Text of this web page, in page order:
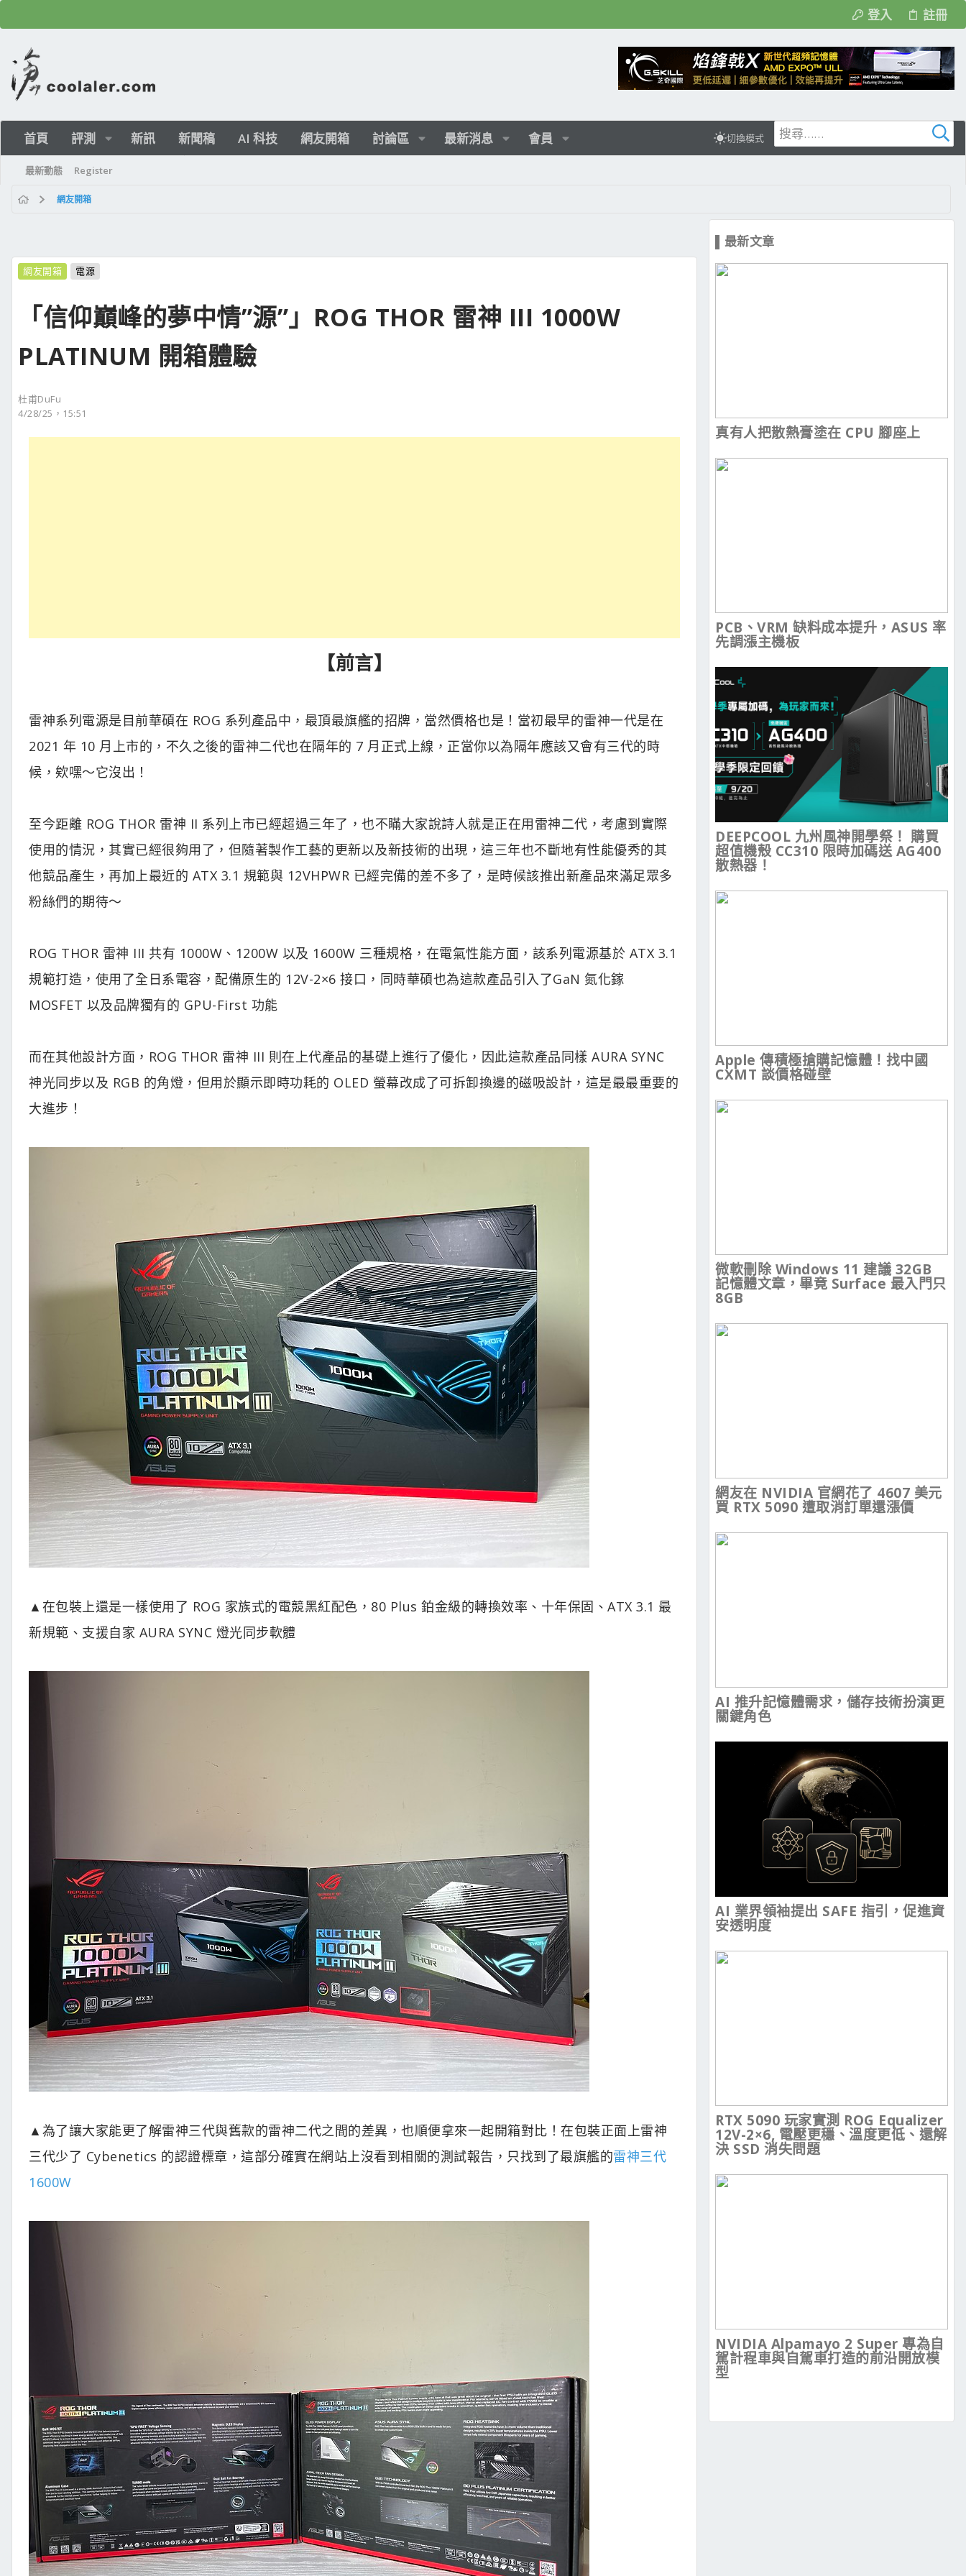
登入 註冊
首頁 評測 新訊 新聞稿 AI 科技 網友開箱 討論區 最新消息 會員 切換模式
最新動態 Register
網友開箱
網友開箱 電源
「信仰巔峰的夢中情”源”」ROG THOR 雷神 III 1000W
PLATINUM 開箱體驗
杜甫DuFu
4/28/25，15:51
【前言】
雷神系列電源是目前華碩在 ROG 系列產品中，最頂最旗艦的招牌，當然價格也是！當初最早的雷神一代是在
2021 年 10 月上市的，不久之後的雷神二代也在隔年的 7 月正式上線，正當你以為隔年應該又會有三代的時
候，欸嘿～它沒出！
至今距離 ROG THOR 雷神 II 系列上市已經超過三年了，也不瞞大家說詩人就是正在用雷神二代，考慮到實際
使用的情況，其實已經很夠用了，但隨著製作工藝的更新以及新技術的出現，這三年也不斷地有性能優秀的其
他競品產生，再加上最近的 ATX 3.1 規範與 12VHPWR 已經完備的差不多了，是時候該推出新產品來滿足眾多
粉絲們的期待～
ROG THOR 雷神 III 共有 1000W、1200W 以及 1600W 三種規格，在電氣性能方面，該系列電源基於 ATX 3.1
規範打造，使用了全日系電容，配備原生的 12V-2×6 接口，同時華碩也為這款產品引入了GaN 氮化鎵
MOSFET 以及品牌獨有的 GPU-First 功能
而在其他設計方面，ROG THOR 雷神 III 則在上代產品的基礎上進行了優化，因此這款產品同樣 AURA SYNC
神光同步以及 RGB 的角燈，但用於顯示即時功耗的 OLED 螢幕改成了可拆卸換邊的磁吸設計，這是最最重要的
大進步！
▲在包裝上還是一樣使用了 ROG 家族式的電競黑紅配色，80 Plus 鉑金級的轉換效率、十年保固、ATX 3.1 最
新規範、支援自家 AURA SYNC 燈光同步軟體
▲為了讓大家能更了解雷神三代與舊款的雷神二代之間的差異，也順便拿來一起開箱對比！在包裝正面上雷神
三代少了 Cybenetics 的認證標章，這部分確實在網站上沒看到相關的測試報告，只找到了最旗艦的雷神三代
1600W
▌最新文章
真有人把散熱膏塗在 CPU 腳座上
PCB、VRM 缺料成本提升，ASUS 率
先調漲主機板
DEEPCOOL 九州風神開學祭！ 購買
超值機殼 CC310 限時加碼送 AG400
散熱器！
Apple 傳積極搶購記憶體！找中國
CXMT 談價格碰壁
微軟刪除 Windows 11 建議 32GB
記憶體文章，畢竟 Surface 最入門只
8GB
網友在 NVIDIA 官網花了 4607 美元
買 RTX 5090 遭取消訂單還漲價
AI 推升記憶體需求，儲存技術扮演更
關鍵角色
AI 業界領袖提出 SAFE 指引，促進資
安透明度
RTX 5090 玩家實測 ROG Equalizer
12V-2×6, 電壓更穩、溫度更低、還解
決 SSD 消失問題
NVIDIA Alpamayo 2 Super 專為自
駕計程車與自駕車打造的前沿開放模
型